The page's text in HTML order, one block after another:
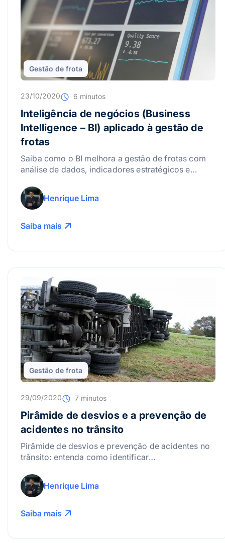
Gestão de frota
23/10/2020 6 minutos
Inteligência de negócios (Business
Intelligence – BI) aplicado à gestão de
frotas
Saiba como o BI melhora a gestão de frotas com
análise de dados, indicadores estratégicos e
Henrique Lima
Saiba mais
Gestão de frota
29/09/2020 7 minutos
Pirâmide de desvios e a prevenção de
acidentes no trânsito
Pirâmide de desvios e prevenção de acidentes no
trânsito: entenda como identificar
segurança.
Henrique Lima
Saiba mais